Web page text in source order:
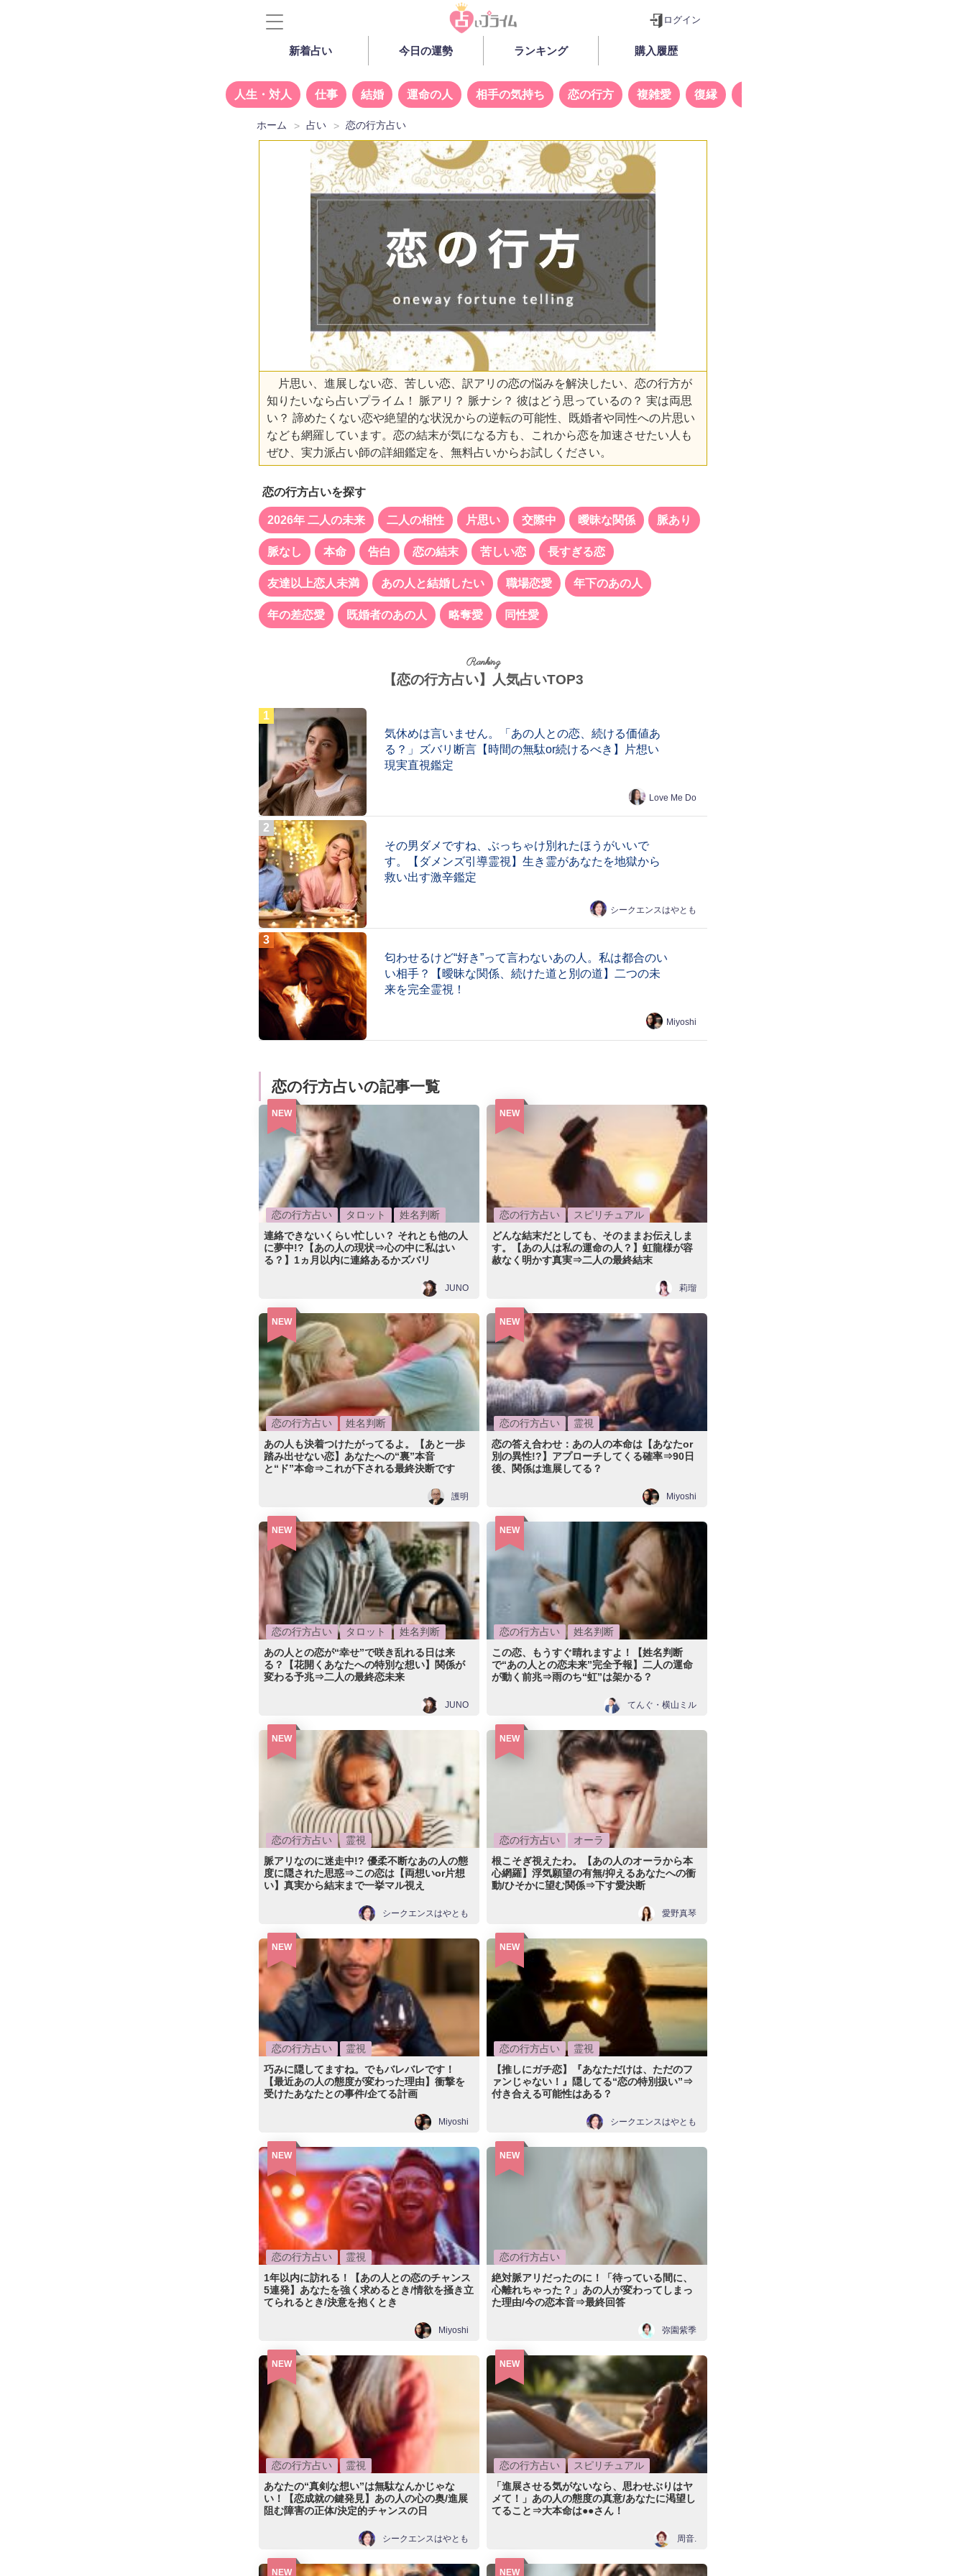
ログイン
新着占い 今日の運勢 ランキング 購入履歴
人生・対人 仕事 結婚 運命の人 相手の気持ち 恋の行方 複雑愛 復縁
ホーム 占い 恋の行方占い
片思い、進展しない恋、苦しい恋、訳アリの恋の悩みを解決したい、恋の行方が
知りたいなら占いプライム！ 脈アリ？ 脈ナシ？ 彼はどう思っているの？ 実は両思
い？ 諦めたくない恋や絶望的な状況からの逆転の可能性、既婚者や同性への片思い
なども網羅しています。恋の結末が気になる方も、これから恋を加速させたい人も
ぜひ、実力派占い師の詳細鑑定を、無料占いからお試しください。
恋の行方占いを探す
2026年 二人の未来 二人の相性 片思い 交際中 曖昧な関係 脈あり
脈なし 本命 告白 恋の結末 苦しい恋 長すぎる恋
友達以上恋人未満 あの人と結婚したい 職場恋愛 年下のあの人
年の差恋愛 既婚者のあの人 略奪愛 同性愛
Ranking
【恋の行方占い】人気占いTOP3
気休めは言いません。「あの人との恋、続ける価値あ
る？」ズバリ断言【時間の無駄or続けるべき】片想い
現実直視鑑定
Love Me Do
その男ダメですね、ぶっちゃけ別れたほうがいいで
す。【ダメンズ引導霊視】生き霊があなたを地獄から
救い出す激辛鑑定
シークエンスはやとも
匂わせるけど“好き”って言わないあの人。私は都合のい
い相手？【曖昧な関係、続けた道と別の道】二つの未
来を完全霊視！
Miyoshi
恋の行方占いの記事一覧
NEW
恋の行方占い タロット
姓名判断
連絡できないくらい忙しい？ それとも他の人
に夢中!?【あの人の現状⇒心の中に私はい
る？】1ヵ月以内に連絡あるかズバリ
JUNO
NEW
恋の行方占い
スピリチュアル
どんな結末だとしても、そのままお伝えしま
す。【あの人は私の運命の人？】虹龍様が容
赦なく明かす真実⇒二人の最終結末
莉瑠
NEW
恋の行方占い
姓名判断
あの人も決着つけたがってるよ。【あと一歩
踏み出せない恋】あなたへの“裏”本音
と“ド”本命⇒これが下される最終決断です
護明
NEW
恋の行方占い
霊視
恋の答え合わせ：あの人の本命は【あなたor
別の異性!?】アプローチしてくる確率⇒90日
後、関係は進展してる？
Miyoshi
NEW
恋の行方占い タロット
姓名判断
あの人との恋が“幸せ”で咲き乱れる日は来
る？【花開くあなたへの特別な想い】関係が
変わる予兆⇒二人の最終恋未来
JUNO
NEW
恋の行方占い
姓名判断
この恋、もうすぐ晴れますよ！【姓名判断
で“あの人との恋未来”完全予報】二人の運命
が動く前兆⇒雨のち“虹”は架かる？
てんぐ・横山ミル
NEW
恋の行方占い
霊視
脈アリなのに迷走中!? 優柔不断なあの人の態
度に隠された思惑⇒この恋は【両想いor片想
い】真実から結末まで一挙マル視え
シークエンスはやとも
NEW
恋の行方占い
オーラ
根こそぎ視えたわ。【あの人のオーラから本
心網羅】浮気願望の有無/抑えるあなたへの衝
動/ひそかに望む関係⇒下す愛決断
愛野真琴
NEW
恋の行方占い
霊視
巧みに隠してますね。でもバレバレです！
【最近あの人の態度が変わった理由】衝撃を
受けたあなたとの事件/企てる計画
Miyoshi
NEW
恋の行方占い
霊視
【推しにガチ恋】『あなただけは、ただのフ
ァンじゃない！』隠してる“恋の特別扱い”⇒
付き合える可能性はある？
シークエンスはやとも
NEW
恋の行方占い
霊視
1年以内に訪れる！【あの人との恋のチャンス
5連発】あなたを強く求めるとき/情欲を掻き立
てられるとき/決意を抱くとき
Miyoshi
NEW
恋の行方占い
絶対脈アリだったのに！「待っている間に、
心離れちゃった？」あの人が変わってしまっ
た理由/今の恋本音⇒最終回答
弥園紫季
NEW
恋の行方占い
霊視
あなたの“真剣な想い”は無駄なんかじゃな
い！【恋成就の鍵発見】あの人の心の奥/進展
阻む障害の正体/決定的チャンスの日
シークエンスはやとも
NEW
恋の行方占い
スピリチュアル
「進展させる気がないなら、思わせぶりはヤ
メて！」あの人の態度の真意/あなたに渇望し
てること⇒大本命は●●さん！
周音.
NEW NEW